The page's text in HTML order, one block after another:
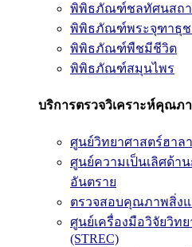
พิพิธภัณฑ์ชลทัศนสถ
พิพิธภัณฑ์พระจุฑาธุช
พิพิธภัณฑ์พืชมีชีวิต
พิพิธภัณฑ์สมุนไพร
บริการตรวจวิเคราะห์คุณภ
ศูนย์วิทยาศาสตร์ฮาล
ศูนย์ความเป็นเลิศด้า
อันตราย
ตรวจสอบคุณภาพสิ่ง
ศูนย์เครื่องมือวิจัยวิท
(STREC)